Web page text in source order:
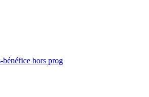
bénéfice hors prog